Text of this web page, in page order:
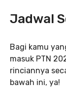
Jadwal
Bagi kamu
masuk PTN
rinciannya
bawah ini, ya!